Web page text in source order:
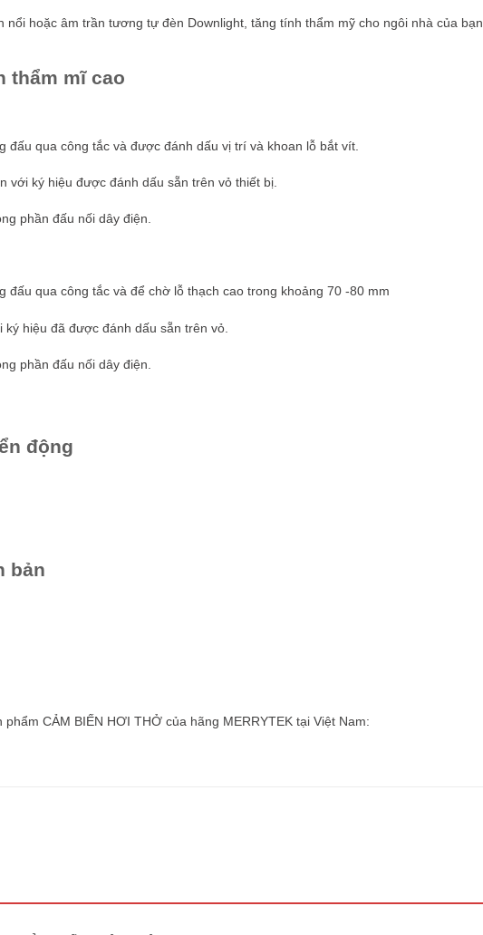
hoặc âm trần tương tự đèn Downlight, tăng tính thẩm mỹ cho ngôi nhà của bạn.
thẩm mĩ cao
đấu qua công tắc và được đánh dấu vị trí và khoan lỗ bắt vít.
với ký hiệu được đánh dấu sẵn trên vỏ thiết bị.
phần đấu nối dây điện.
đấu qua công tắc và để chờ lỗ thạch cao trong khoảng 70 -80 mm
hiệu đã được đánh dấu sẵn trên vỏ.
phần đấu nối dây điện.
động
bản
CẢM BIẾN HƠI THỞ của hãng MERRYTEK tại Việt Nam: